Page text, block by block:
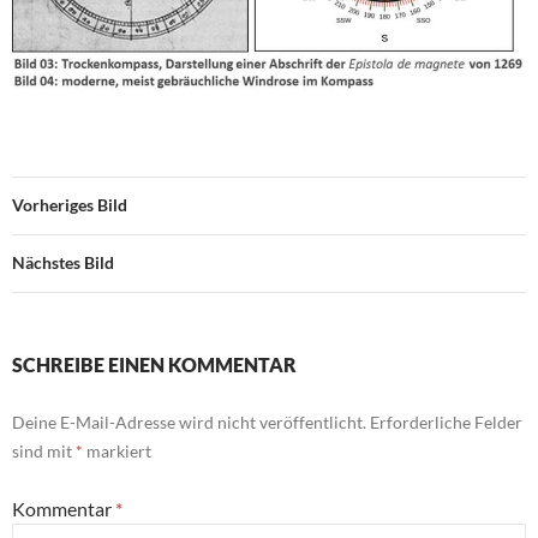
Vorheriges Bild
Nächstes Bild
SCHREIBE EINEN KOMMENTAR
Deine E-Mail-Adresse wird nicht veröffentlicht. Erforderliche Felder
sind mit * markiert
Kommentar *